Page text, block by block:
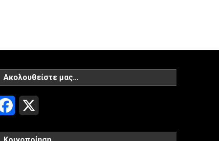
Ακολουθείστε μας…
Facebook